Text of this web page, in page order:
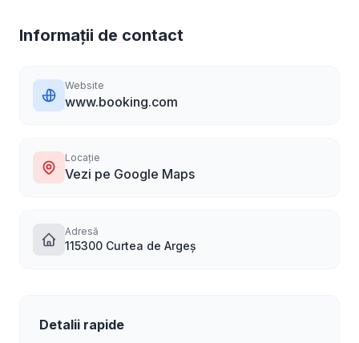
Informații de contact
Website
www.booking.com
Locație
Vezi pe Google Maps
Adresă
115300 Curtea de Argeș
Detalii rapide